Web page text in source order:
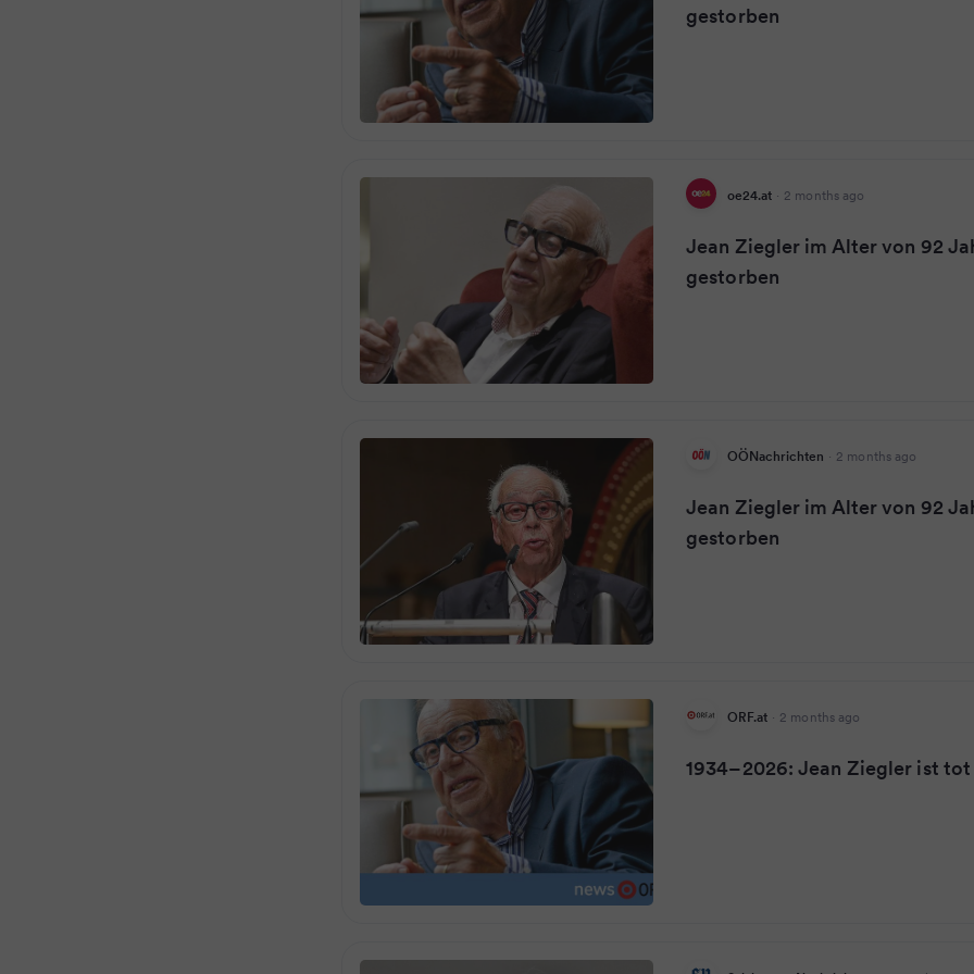
gestorben
oe24.at · 2 months ago
Jean Ziegler im Alter von 92
gestorben
OÖNachrichten · 2 months ago
Jean Ziegler im Alter von 92
gestorben
ORF.at · 2 months ago
1934–2026: Jean Ziegler ist tot